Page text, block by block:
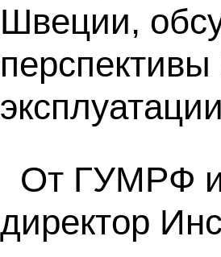
Швеции,
От ГУМРФ
директор